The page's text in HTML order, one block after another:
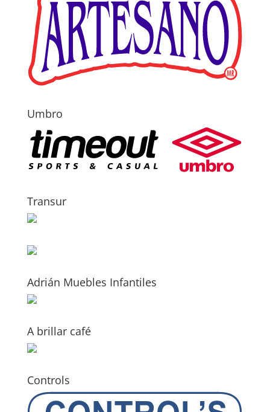
Umbro
Transur
Adrián Muebles Infantiles
A brillar café
Controls